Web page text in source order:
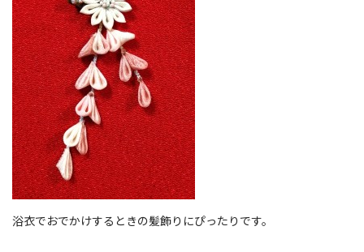
浴衣でおでかけするときの髪飾りにぴったりです。